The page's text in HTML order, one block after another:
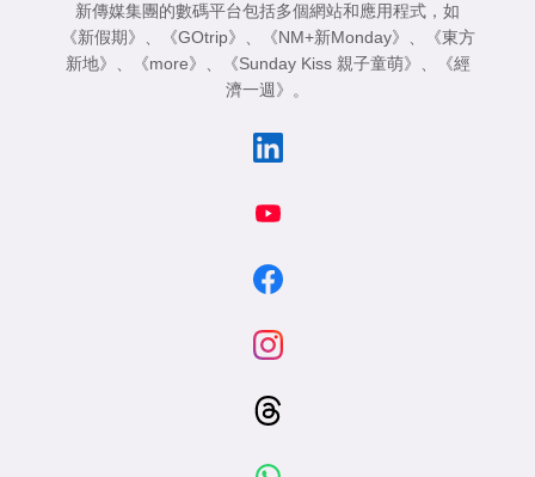
新傳媒集團的數碼平台包括多個網站和應用程式，如
《新假期》
《GOtrip》 《NM+新Monday》
《東方
新地》
《more》 《Sunday Kiss 親子童萌》
《經
濟一週》
。